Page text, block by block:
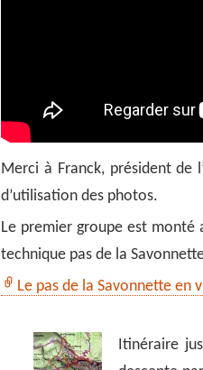
Merci à Franck, président de
d’utilisation des photos.
Le premier groupe est monté
technique pas de la
Le pas de la Savonnette en
Itinéraire